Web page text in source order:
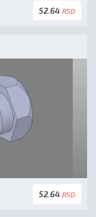
52.64 RSD
52.64 RSD